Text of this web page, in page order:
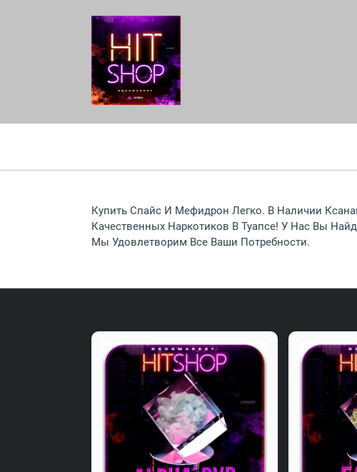
Купить Спайс И Мефидрон Легко. В Наличии
Качественных Наркотиков В Туапсе! У Нас Вы
Мы Удовлетворим Все Ваши Потребности.